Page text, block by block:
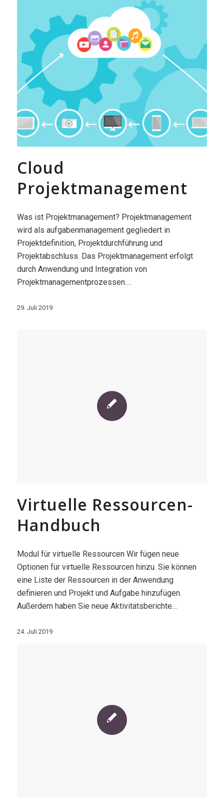
Cloud
Projektmanagement
Was ist Projektmanagement? Projektmanagement
wird als aufgabenmanagement gegliedert in
Projektdefinition, Projektdurchführung und
Projektabschluss. Das Projektmanagement erfolgt
durch Anwendung und Integration von
Projektmanagementprozessen.…
29. Juli 2019
Virtuelle Ressourcen-
Handbuch
Modul für virtuelle Ressourcen Wir fügen neue
Optionen für virtuelle Ressourcen hinzu. Sie können
eine Liste der Ressourcen in der Anwendung
definieren und Projekt und Aufgabe hinzufügen.
Außerdem haben Sie neue Aktivitätsberichte…
24. Juli 2019